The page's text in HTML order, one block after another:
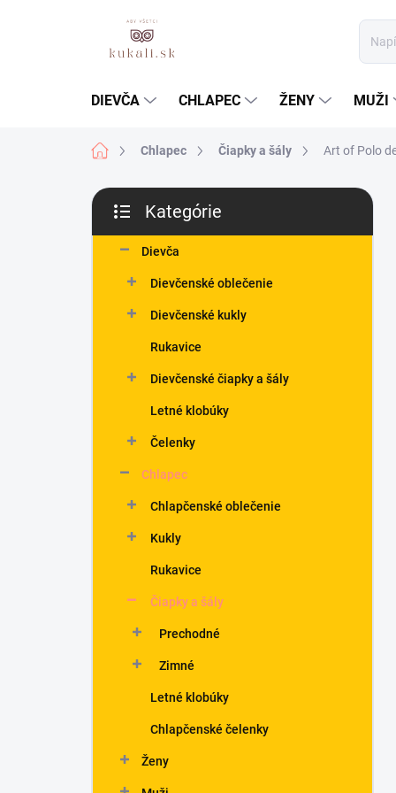
DIEVČA CHLAPEC ŽENY MUŽI
DomovChlapec Čiapky a šály Art of Polo
B
č
kategórie
Kategórie
Dievča
Dievčenské oblečenie
Dievčenské kukly
Rukavice
Dievčenské čiapky a šály
Letné klobúky
Čelenky
Chlapec
Chlapčenské oblečenie
Kukly
Rukavice
Čiapky a šály
Prechodné
Zimné
Letné klobúky
Chlapčenské čelenky
Ženy